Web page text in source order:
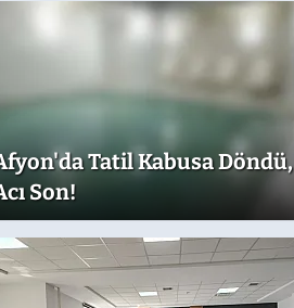
Tatil Kabusa Döndü,
Son!